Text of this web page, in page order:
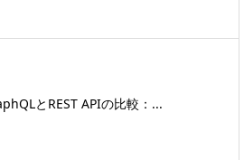
とREST APIの比較：...